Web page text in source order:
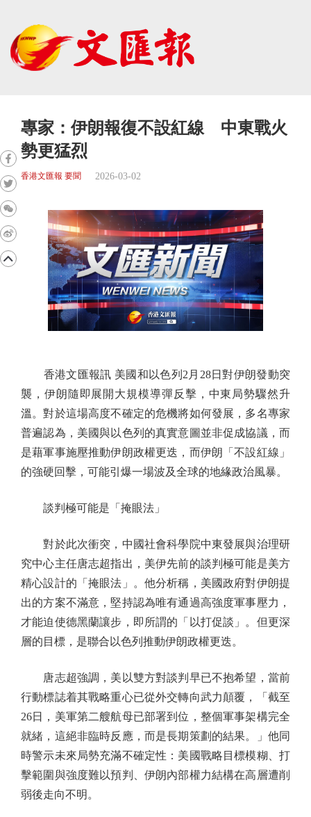
專家：伊朗報復不設紅線 中東戰火
勢更猛烈
香港文匯報 要聞 2026-03-02
香港文匯報訊 美國和以色列2月28日對伊朗發動突
襲，伊朗隨即展開大規模導彈反擊，中東局勢驟然升
溫。對於這場高度不確定的危機將如何發展，多名專家
普遍認為，美國與以色列的真實意圖並非促成協議，而
是藉軍事施壓推動伊朗政權更迭，而伊朗「不設紅線」
的強硬回擊，可能引爆一場波及全球的地緣政治風暴。
談判極可能是「掩眼法」
對於此次衝突，中國社會科學院中東發展與治理研
究中心主任唐志超指出，美伊先前的談判極可能是美方
精心設計的「掩眼法」。他分析稱，美國政府對伊朗提
出的方案不滿意，堅持認為唯有通過高強度軍事壓力，
才能迫使德黑蘭讓步，即所謂的「以打促談」。但更深
層的目標，是聯合以色列推動伊朗政權更迭。
唐志超強調，美以雙方對談判早已不抱希望，當前
行動標誌着其戰略重心已從外交轉向武力顛覆，「截至
26日，美軍第二艘航母已部署到位，整個軍事架構完全
就緒，這絕非臨時反應，而是長期策劃的結果。」他同
時警示未來局勢充滿不確定性：美國戰略目標模糊、打
擊範圍與強度難以預判、伊朗內部權力結構在高層遭削
弱後走向不明。